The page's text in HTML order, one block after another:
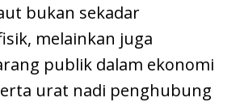
bukan sekadar
melainkan juga
publik dalam ekonomi
urat nadi penghubung